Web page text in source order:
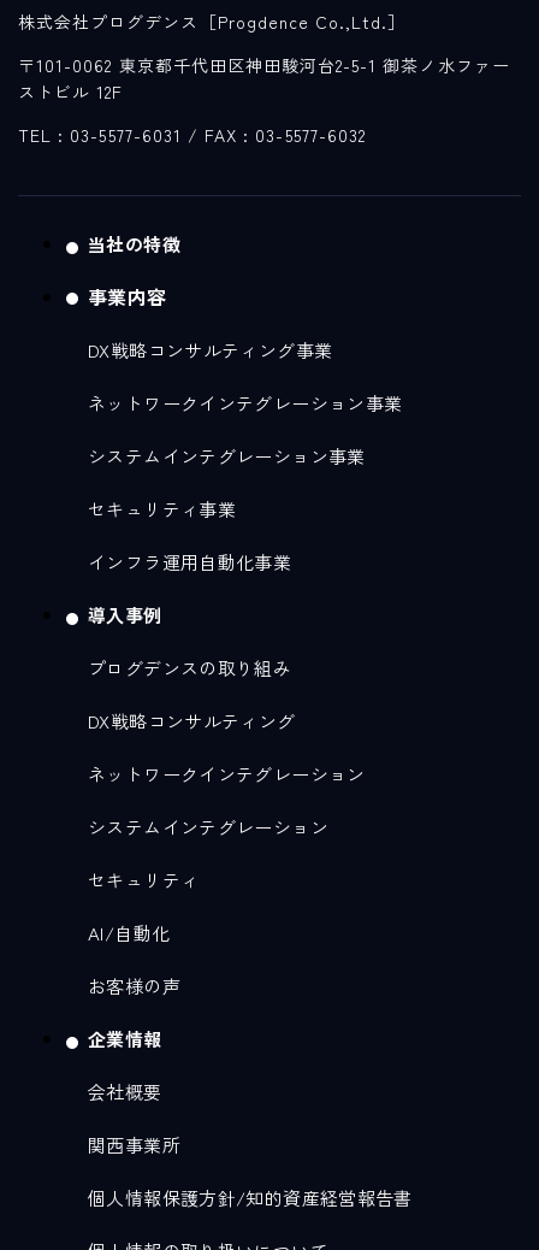
株式会社プログデンス［Progdence Co.,Ltd.］
〒101-0062 東京都千代田区神田駿河台2-5-1 御茶ノ水ファー
ストビル 12F
TEL : 03-5577-6031 / FAX : 03-5577-6032
当社の特徴
事業内容
DX戦略コンサルティング事業
ネットワークインテグレーション事業
システムインテグレーション事業
セキュリティ事業
インフラ運用自動化事業
導入事例
プログデンスの取り組み
DX戦略コンサルティング
ネットワークインテグレーション
システムインテグレーション
セキュリティ
AI/自動化
お客様の声
企業情報
会社概要
関西事業所
個人情報保護方針/知的資産経営報告書